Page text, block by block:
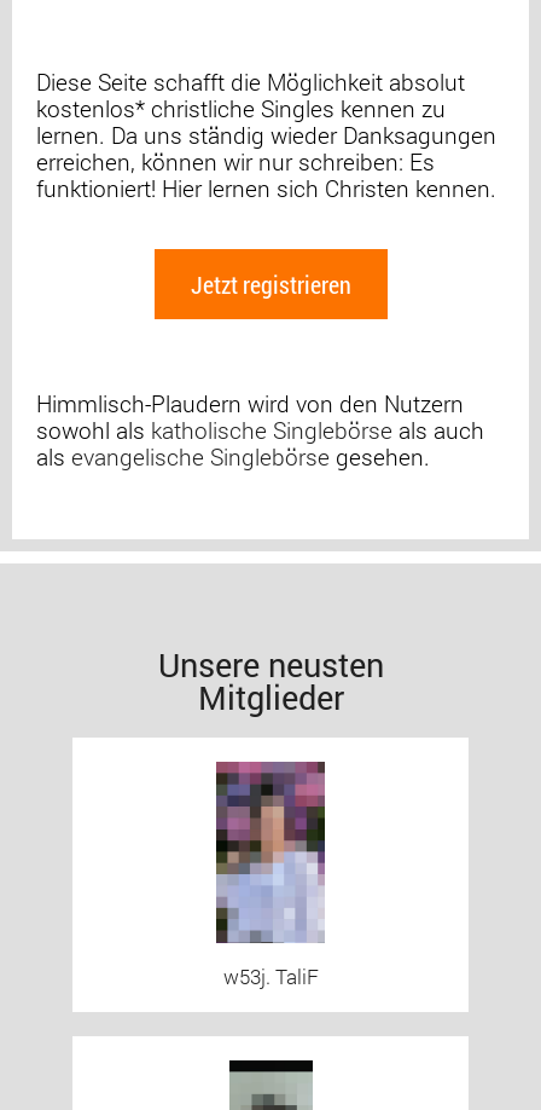
Diese Seite schafft die Möglichkeit absolut
kostenlos* christliche Singles kennen zu
lernen. Da uns ständig wieder Danksagungen
erreichen, können wir nur schreiben: Es
funktioniert! Hier lernen sich Christen kennen.
Jetzt registrieren
Himmlisch-Plaudern wird von den Nutzern
sowohl als katholische Singlebörse als auch
als evangelische Singlebörse gesehen.
Unsere neusten
Mitglieder
w53j. TaliF